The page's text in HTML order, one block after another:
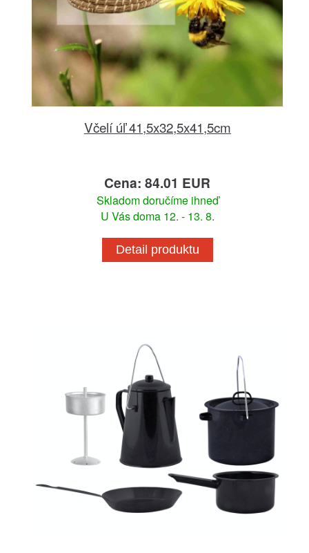
Včelí úľ 41,5x32,5x41,5cm
Cena: 84.01 EUR
Skladom doručíme ihneď
U Vás doma 12. - 13. 8.
Detail produktu